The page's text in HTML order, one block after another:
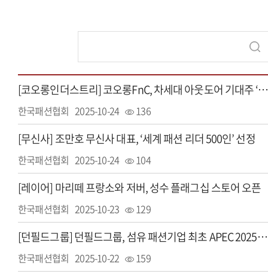
[코오롱인더스트리] 코오롱FnC, 차세대 아웃도어
한국패션협회 2025-10-24 136
[무신사] 조만호 무신사 대표, ‘세계 패션 리더 500인’ 선정
한국패션협회 2025-10-24 104
[레이어] 마리떼 프랑소와 저버, 성수 플래그십 스토어 오픈
한국패션협회 2025-10-23 129
[던필드그룹] 던필드그룹, 섬유 패션기업 최초 APEC 2025 공식 후원
한국패션협회 2025-10-22 159